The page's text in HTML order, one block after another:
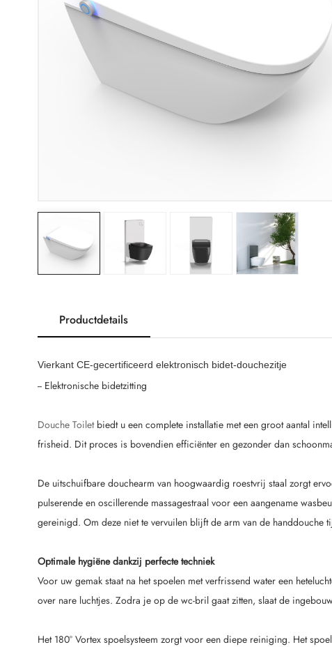
Productdetails
Vierkant CE-gecertificeerd elektronisch bidet-douchezitje
-- Elektronische bidetzitting
Douche Toiletbiedt u een complete installatie met een groot aantal
frisheid. Dit proces is bovendien efficiënter en gezonder dan
De uitschuifbare douchearm van hoogwaardig roestvrij staal zorgt
pulserende en oscillerende massagestraal voor een aangename
gereinigd. Om deze niet te vervuilen blijft de arm van de handdouche
Optimale hygiëne dankzij perfecte techniek
Voor uw gemak staat na het spoelen met verfrissend water een
over nare luchtjes. Zodra je op de wc-bril gaat zitten, slaat de
Het 180° Vortex spoelsysteem zorgt voor een diepe reiniging. Het